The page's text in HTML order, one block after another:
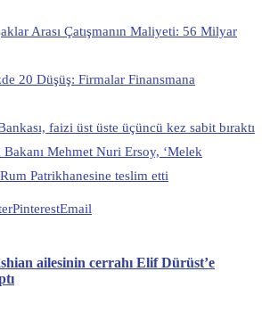
Arası Çatışmanın Maliyeti: 56 Milyar
20 Düşüş: Firmalar Finansmana
faizi üst üste üçüncü kez sabit bıraktı
Mehmet Nuri Ersoy, ‘Melek
Patrikhanesine teslim etti
PinterestEmail
ailesinin cerrahı Elif Dürüst’e